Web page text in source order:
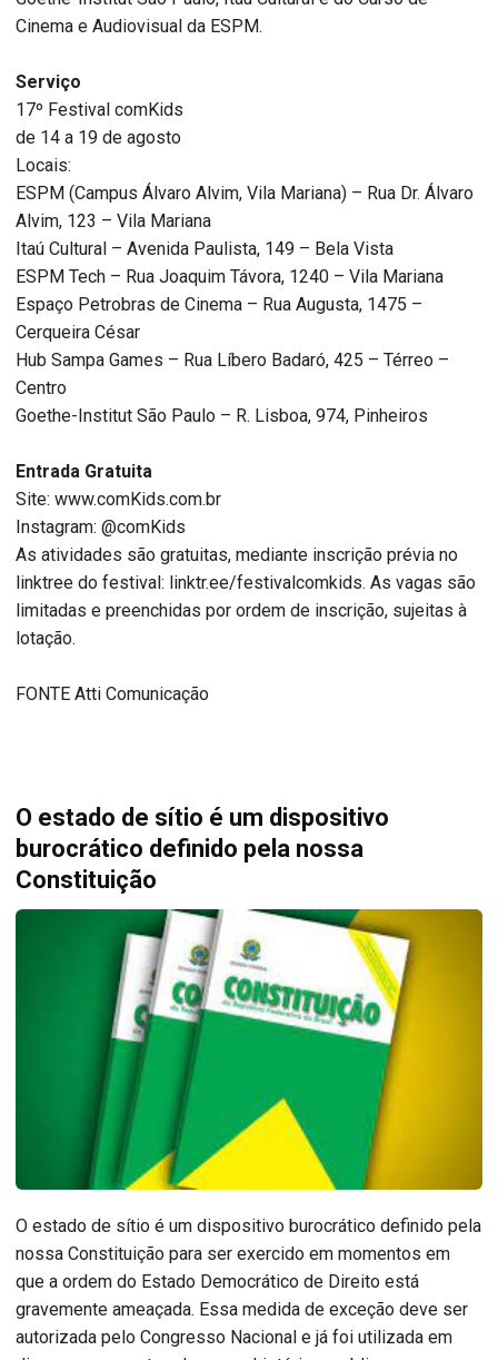
Cinema e Audiovisual da ESPM.
Serviço
17º Festival comKids
de 14 a 19 de agosto
Locais:
ESPM (Campus Álvaro Alvim, Vila Mariana) – Rua Dr. Álvaro
Alvim, 123 – Vila Mariana
Itaú Cultural – Avenida Paulista, 149 – Bela Vista
ESPM Tech – Rua Joaquim Távora, 1240 – Vila Mariana
Espaço Petrobras de Cinema – Rua Augusta, 1475 –
Cerqueira César
Hub Sampa Games – Rua Líbero Badaró, 425 – Térreo –
Centro
Goethe-Institut São Paulo – R. Lisboa, 974, Pinheiros
Entrada Gratuita
Site: www.comKids.com.br
Instagram: @comKids
As atividades são gratuitas, mediante inscrição prévia no
linktree do festival: linktr.ee/festivalcomkids. As vagas são
limitadas e preenchidas por ordem de inscrição, sujeitas à
lotação.
FONTE Atti Comunicação
O estado de sítio é um dispositivo
burocrático definido pela nossa
Constituição
O estado de sítio é um dispositivo burocrático definido pela
nossa Constituição para ser exercido em momentos em
que a ordem do Estado Democrático de Direito está
gravemente ameaçada. Essa medida de exceção deve ser
autorizada pelo Congresso Nacional e já foi utilizada em